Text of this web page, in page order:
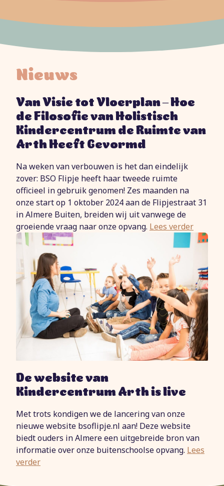
Nieuws
Van Visie tot Vloerplan – Hoe
de Filosofie van Holistisch
Kindercentrum de Ruimte van
Arth Heeft Gevormd
Na weken van verbouwen is het dan eindelijk
zover: BSO Flipje heeft haar tweede ruimte
officieel in gebruik genomen! Zes maanden na
onze start op 1 oktober 2024 aan de Flipjestraat 31
in Almere Buiten, breiden wij uit vanwege de
groeiende vraag naar onze opvang. Lees verder
De website van
Kindercentrum Arth is live
Met trots kondigen we de lancering van onze
nieuwe website bsoflipje.nl aan! Deze website
biedt ouders in Almere een uitgebreide bron van
informatie over onze buitenschoolse opvang. Lees
verder